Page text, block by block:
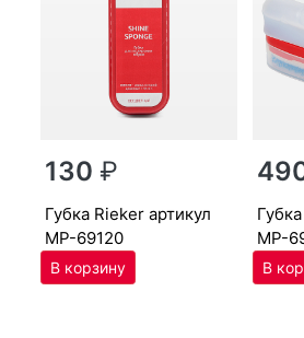
130₽
губ­ка Ri­eker артикул
MP-69120
MP-